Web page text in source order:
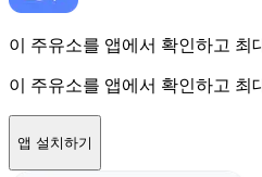
이 주유소를 앱에서 확인하고 최
이 주유소를 앱에서 확인하고 최
앱 설치하기